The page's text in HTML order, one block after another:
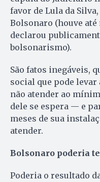
favor de Lula da
Bolsonaro (houve
declarou
bolsonarismo).
São fatos inegáveis,
social que pode
não atender ao
dele se espera — e
meses de sua
atender.
Bolsonaro poderia
Poderia o resultado